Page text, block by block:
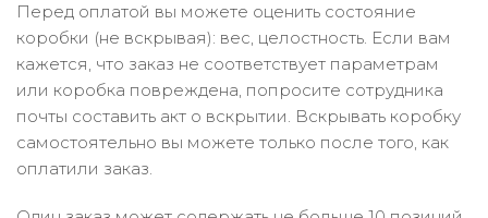
Перед оплатой вы можете оценить состояние
коробки (не вскрывая): вес, целостность. Если вам
кажется, что заказ не соответствует параметрам
или коробка повреждена, попросите сотрудника
почты составить акт о вскрытии. Вскрывать коробку
самостоятельно вы можете только после того, как
оплатили заказ.